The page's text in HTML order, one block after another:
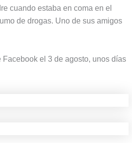
cuando estaba en coma en el
de drogas. Uno de sus amigos
el 3 de agosto, unos días